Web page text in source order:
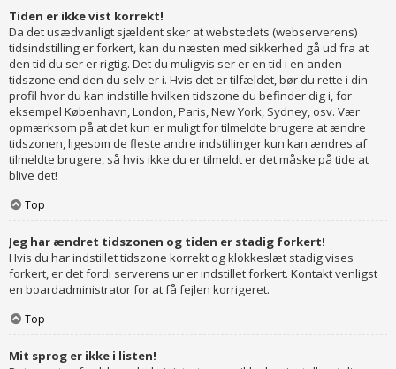
Tiden er ikke vist korrekt!
Da det usædvanligt sjældent sker at webstedets (webserverens)
tidsindstilling er forkert, kan du næsten med sikkerhed gå ud fra at
den tid du ser er rigtig. Det du muligvis ser er en tid i en anden
tidszone end den du selv er i. Hvis det er tilfældet, bør du rette i din
profil hvor du kan indstille hvilken tidszone du befinder dig i, for
eksempel København, London, Paris, New York, Sydney, osv. Vær
opmærksom på at det kun er muligt for tilmeldte brugere at ændre
tidszonen, ligesom de fleste andre indstillinger kun kan ændres af
tilmeldte brugere, så hvis ikke du er tilmeldt er det måske på tide at
blive det!
Top
Jeg har ændret tidszonen og tiden er stadig forkert!
Hvis du har indstillet tidszone korrekt og klokkeslæt stadig vises
forkert, er det fordi serverens ur er indstillet forkert. Kontakt venligst
en boardadministrator for at få fejlen korrigeret.
Top
Mit sprog er ikke i listen!